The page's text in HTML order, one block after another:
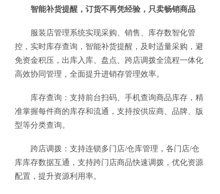
智能补货提醒，订货不再凭经验，只卖畅销商品
服装店管理系统实现采购、销售、库存数智化管
控，实时库存查询，智能补货提醒，及时适量采购，避
免资金积压，出库入库、盘点、跨店调拨全流程一体化
高效协同管理，全面提升进销存管理效率。
库存查询：支持前台扫码、手机查询商品库存，精
准掌握每件商的库存和流通，支持按供应商、品牌、版
型等分类查询。
跨店调拨：支持连锁多门店/仓库管理，各门店/仓
库库存数据互通，支持跨门店商品快速调拨，优化资源
配置，提升资源利用率。